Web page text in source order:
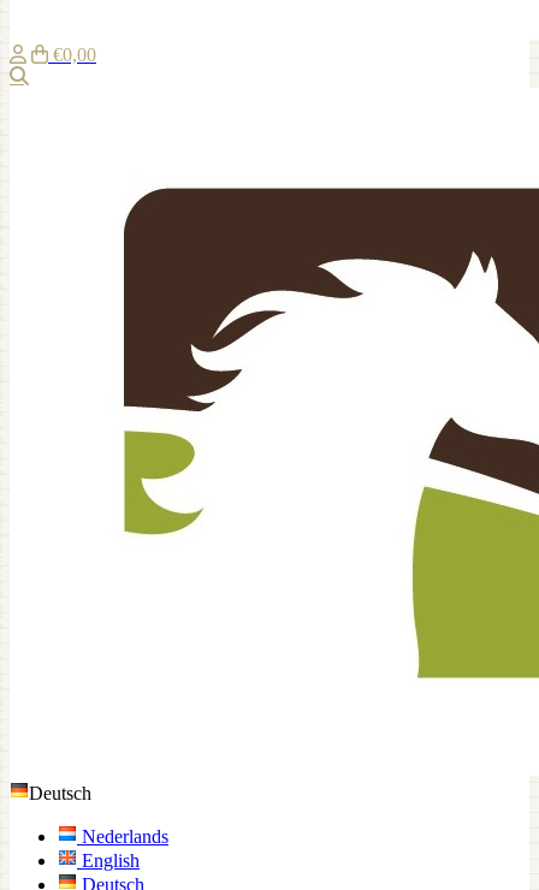
€0,00
Deutsch
Nederlands
English
Deutsch